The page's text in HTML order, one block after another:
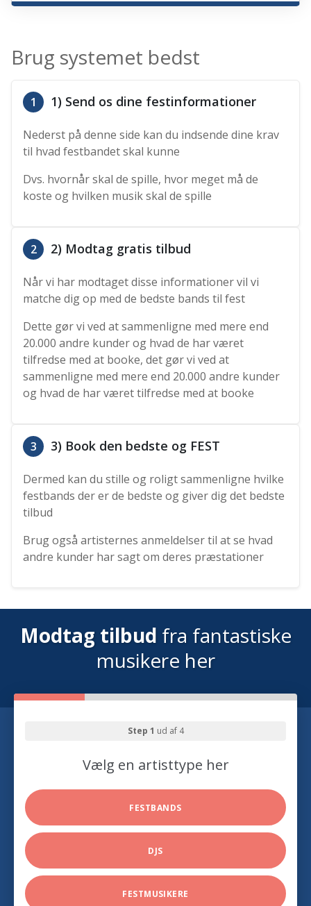
Brug systemet bedst
1 1) Send os dine festinformationer
Nederst på denne side kan du indsende dine krav
til hvad festbandet skal kunne
Dvs. hvornår skal de spille, hvor meget må de
koste og hvilken musik skal de spille
2 2) Modtag gratis tilbud
Når vi har modtaget disse informationer vil vi
matche dig op med de bedste bands til fest
Dette gør vi ved at sammenligne med mere end
20.000 andre kunder og hvad de har været
tilfredse med at booke, det gør vi ved at
sammenligne med mere end 20.000 andre kunder
og hvad de har været tilfredse med at booke
3 3) Book den bedste og FEST
Dermed kan du stille og roligt sammenligne hvilke
festbands der er de bedste og giver dig det bedste
tilbud
Brug også artisternes anmeldelser til at se hvad
andre kunder har sagt om deres præstationer
Modtag tilbud fra fantastiske
musikere her
Step 1 ud af 4
Vælg en artisttype her
FESTBANDS
DJS
FESTMUSIKERE